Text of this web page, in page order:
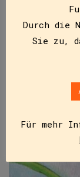
IN DEN
Durch die
Sie zu,
Für mehr